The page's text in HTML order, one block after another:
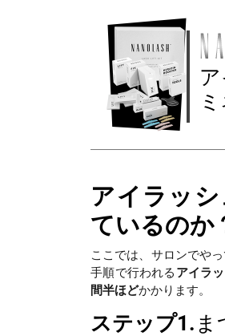
アイラッ
ているのか
ここでは、サロンでや
手順で行われる アイラ
間半ほどかかります。
ステップ1. ま